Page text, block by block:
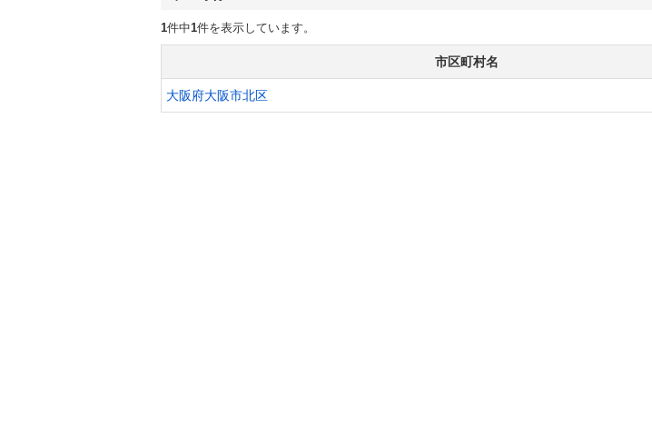
1件中1件を表示しています。
市区町村名
大阪府大阪市北区